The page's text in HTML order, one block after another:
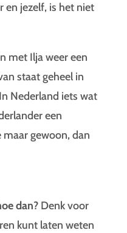
en jezelf, is het niet
met Ilja weer een
staat geheel in
Nederland iets wat
een
gewoon, dan
dan? Denk voor
kunt laten weten